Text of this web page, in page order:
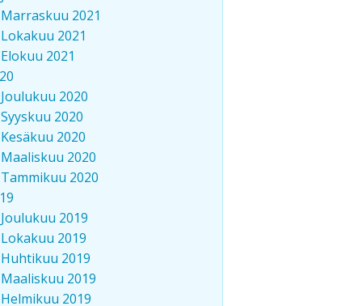
Marraskuu 2021
Lokakuu 2021
Elokuu 2021
Joulukuu 2020
Syyskuu 2020
Kesäkuu 2020
Maaliskuu 2020
Tammikuu 2020
Joulukuu 2019
Lokakuu 2019
Huhtikuu 2019
Maaliskuu 2019
Helmikuu 2019